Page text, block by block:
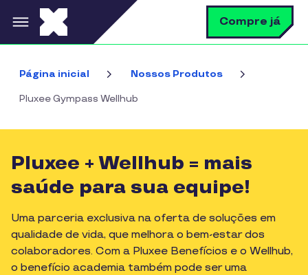
Pular para o conteúdo principal Compre já
Página inicial Nossos Produtos
Pluxee Gympass Wellhub
Pluxee + Wellhub = mais
saúde para sua equipe!
Uma parceria exclusiva na oferta de soluções em
qualidade de vida, que melhora o bem-estar dos
colaboradores. Com a Pluxee Benefícios e o Wellhub,
o benefício academia também pode ser uma